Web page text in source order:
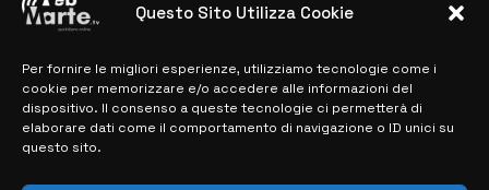
Questo Sito Utilizza Cookie
Per fornire le migliori esperienze, utilizziamo tecnologie come i
cookie per memorizzare e/o accedere alle informazioni del
dispositivo. Il consenso a queste tecnologie ci permetterà di
elaborare dati come il comportamento di navigazione o ID unici su
questo sito.
MAPPA DEL SITO
> NOTIZIE